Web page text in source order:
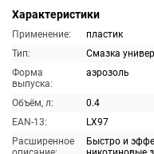
Характеристики
Применение:
пластик
Тип:
Смазка
Форма
выпуска:
аэрозоль
Объём, л:
0.4
EAN-13:
LX97
Расширенное
Быстро и